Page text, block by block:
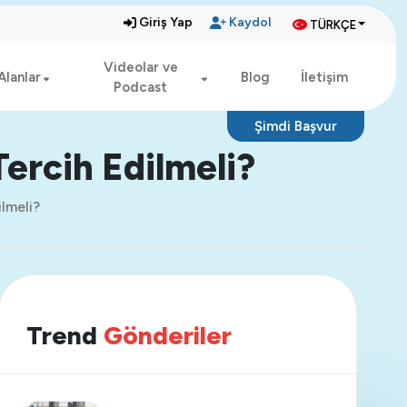
Giriş Yap Kaydol TÜRKÇE
Videolar ve
Podcast
Blog İletişim
Şimdi Başvur
Edilmeli?
Trend Gönderiler